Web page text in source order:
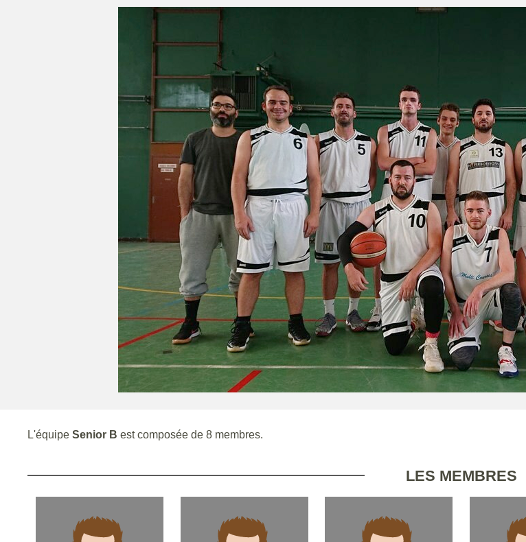
L'équipe Senior B est composée de 8 membres.
LES MEMBRES